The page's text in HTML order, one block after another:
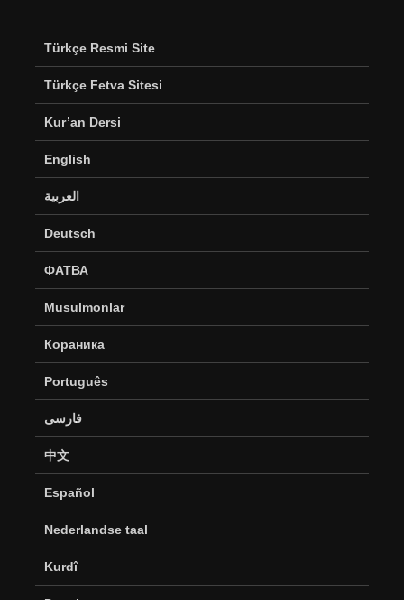
Türkçe Resmi Site
Türkçe Fetva Sitesi
Kur’an Dersi
English
العربية
Deutsch
ФАТВА
Musulmonlar
Кораника
Português
فارسی
中文
Español
Nederlandse taal
Kurdî